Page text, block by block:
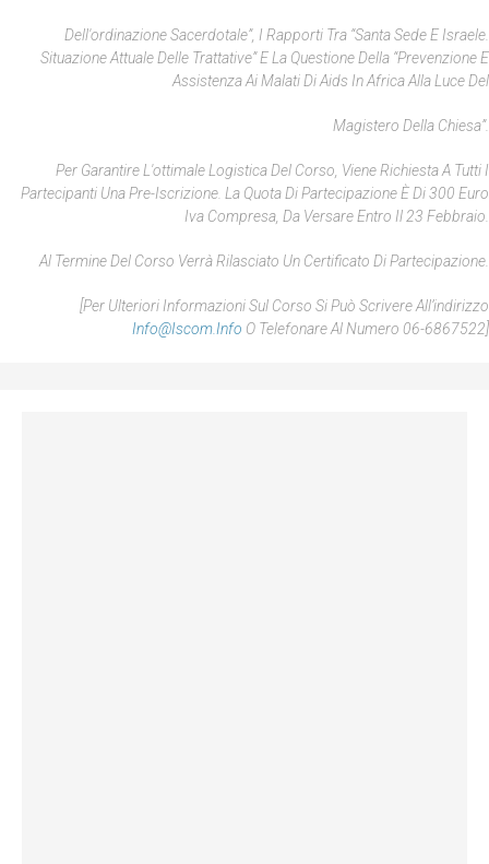
Dell'ordinazione Sacerdotale”, I Rapporti Tra “Santa Sede E Israele.
Situazione Attuale Delle Trattative” E La Questione Della “Prevenzione E
Assistenza Ai Malati Di Aids In Africa Alla Luce Del
Magistero Della Chiesa”.
Per Garantire L'ottimale Logistica Del Corso, Viene Richiesta A Tutti I
Partecipanti Una Pre-Iscrizione. La Quota Di Partecipazione È Di 300 Euro
Iva Compresa, Da Versare Entro Il 23 Febbraio.
Al Termine Del Corso Verrà Rilasciato Un Certificato Di Partecipazione.
[Per Ulteriori Informazioni Sul Corso Si Può Scrivere All’indirizzo
Info@iscom.info O Telefonare Al Numero 06-6867522]